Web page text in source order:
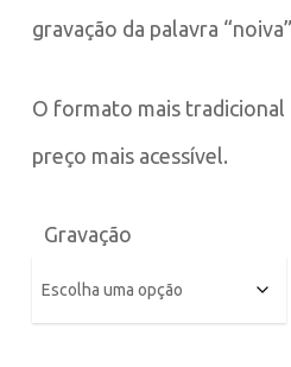
gravação da palavra
O formato mais tradicional
preço mais acessível.
Gravação